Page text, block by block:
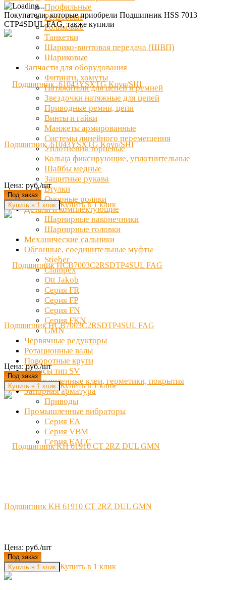
Профильные
Рельсовые
Роликовые
Танкетки
Шарико-винтовая передача (ШВП)
Шариковые
Запчасти для оборудования
Фитинги, хомуты
Натяжители для цепей и ремней
Звездочки натяжные для цепей
Приводные ремни, цепи
Винты и гайки
Манжеты армированные
Системы линейного перемещения
Уплотнения торцевые
Кольца фиксирующие, уплотнительные
Шайбы медные
Защитные рукава
Втулки
Опорные ролики
Детали и комплектующие
Шарнирные наконечники
Шарнирные головки
Механические сальники
Обгонные, соединительные муфты
Stieber
Clampex
Ott Jakob
Серия FR
Серия FP
Серия FN
Серия FKN
GMN
Червячные редукторы
Ротационные валы
Поворотные круги
Насосы тип SV
Промышленные клеи, герметики, покрытия
Запорная арматура
Приводы
Промышленные вибраторы
Серия EA
Серия VBM
Серия EACC
Покупатели, которые приобрели Подшипник HSS 7013
CTP4SDUL FAG, также купили
Подшипник 61043YSXTG Koyo/SHI
Цена: руб./шт
Под заказ
Купить в 1 клик
Подшипник HCB7003C2RSDTP4SUL FAG
Цена: руб./шт
Под заказ
Купить в 1 клик
Подшипник KH 61910 CT 2RZ DUL GMN
Цена: руб./шт
Под заказ
Купить в 1 клик